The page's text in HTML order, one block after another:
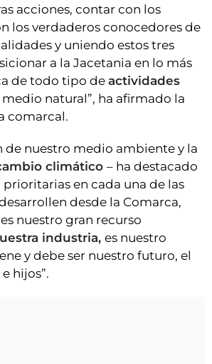
acciones, contar con los
los verdaderos conocedores de
y uniendo estos tres
a la Jacetania en lo más
de todo tipo de actividades
medio natural”, ha afirmado la
comarcal.
de nuestro medio ambiente y la
climático – ha destacado
prioritarias en cada una de las
desde la Comarca,
nuestro gran recurso
industria, es nuestro
y debe ser nuestro futuro, el
hijos”.